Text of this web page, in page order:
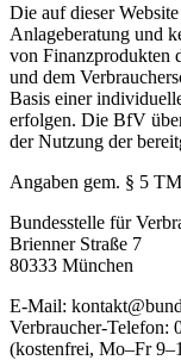
Die auf dieser
Anlageberatung und
von Finanzprodukten
und dem
Basis einer
erfolgen. Die BfV
der Nutzung der
Angaben gem. § 5
Bundesstelle für
Brienner Straße 7
80333 München
E-Mail:
Verbraucher-Telefon:
(kostenfrei, Mo–Fr